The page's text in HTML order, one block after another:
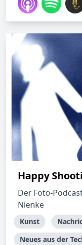
Happy
Der Foto-
Nienke
Kunst
Neues aus der